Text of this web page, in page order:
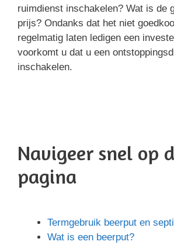
ruimdienst inschakelen? Wat is de
prijs? Ondanks dat het niet
regelmatig laten ledigen een
voorkomt u dat u een
inschakelen.
Navigeer snel op
pagina
Termgebruik beerput en
Wat is een beerput?